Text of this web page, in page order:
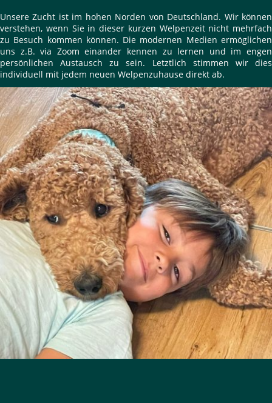
Unsere Zucht ist im hohen Norden von Deutschland. Wir können
verstehen, wenn Sie in dieser kurzen Welpenzeit nicht mehrfach
zu Besuch kommen können. Die modernen Medien ermöglichen
uns z.B. via Zoom einander kennen zu lernen und im engen
persönlichen Austausch zu sein. Letztlich stimmen wir dies
individuell mit jedem neuen Welpenzuhause direkt ab.